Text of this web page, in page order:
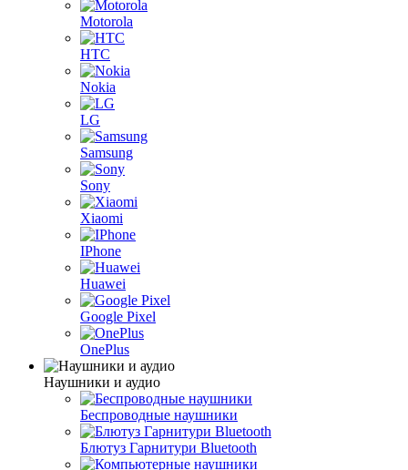
Motorola
HTC
Nokia
LG
Samsung
Sony
Xiaomi
IPhone
Huawei
Google Pixel
OnePlus
Наушники и аудио
Беспроводные наушники
Блютуз Гарнитури Bluetooth